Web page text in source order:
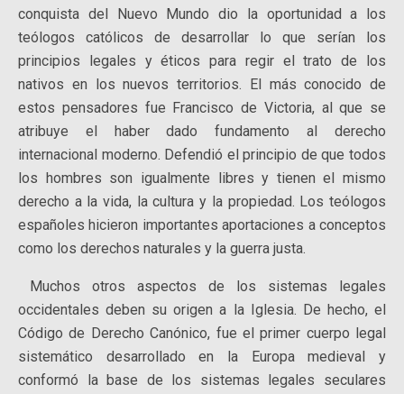
conquista del Nuevo Mundo dio la oportunidad a los
teólogos católicos de desarrollar lo que serían los
principios legales y éticos para regir el trato de los
nativos en los nuevos territorios. El más conocido de
estos pensadores fue Francisco de Victoria, al que se
atribuye el haber dado fundamento al derecho
internacional moderno. Defendió el principio de que todos
los hombres son igualmente libres y tienen el mismo
derecho a la vida, la cultura y la propiedad. Los teólogos
españoles hicieron importantes aportaciones a conceptos
como los derechos naturales y la guerra justa.
Muchos otros aspectos de los sistemas legales
occidentales deben su origen a la Iglesia. De hecho, el
Código de Derecho Canónico, fue el primer cuerpo legal
sistemático desarrollado en la Europa medieval y
conformó la base de los sistemas legales seculares